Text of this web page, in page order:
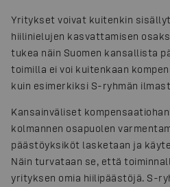
Yritykset voivat kuitenkin
hiilinielujen kasvattamisen
tukea näin Suomen kansallista
toimilla ei voi kuitenkaan
kuin esimerkiksi S-ryhmän
Kansainväliset
kolmannen osapuolen
päästöyksiköt lasketaan ja
Näin turvataan se, että
yrityksen omia hiilipäästöjä. S-